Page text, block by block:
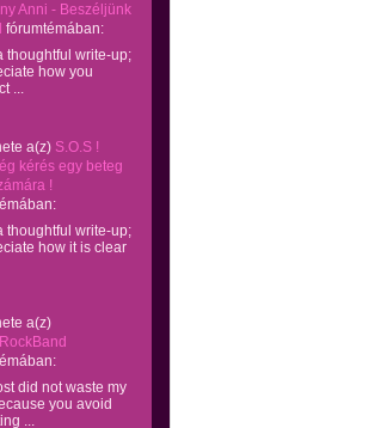
Anni - Beszéljünk
fórumtémában:
thoughtful write-up;
how you
...
a(z) S.O.S !
kérés egy beteg
!
thoughtful write-up;
how it is clear
a(z)
did not waste my
you avoid
...